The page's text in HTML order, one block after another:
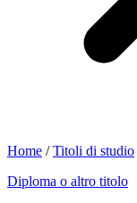
Home /Titoli di studio
Diploma o altro titolo